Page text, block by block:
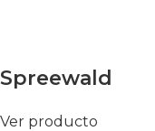
Spreewald
Ver producto